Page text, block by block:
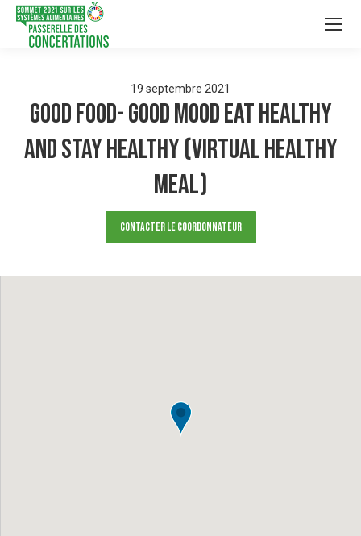
19 septembre 2021
GOOD FOOD- GOOD MOOD EAT HEALTHY
AND STAY HEALTHY (VIRTUAL HEALTHY
MEAL)
Contacter le Coordonnateur